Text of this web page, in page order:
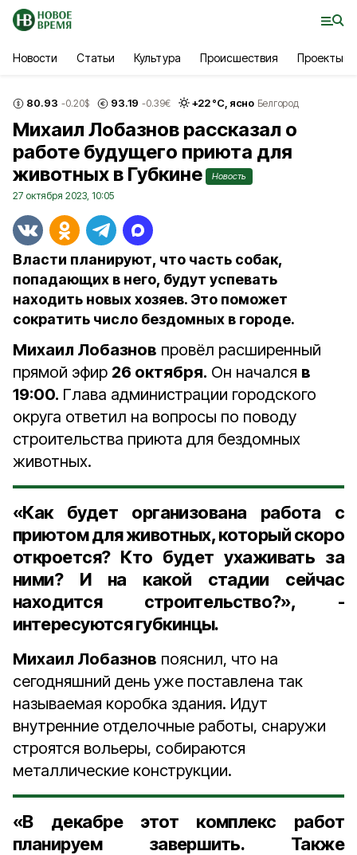
Новости Статьи Культура Происшествия Проекты
80.93 -0.20$ 93.19 -0.39€ +22°С, ясно Белгород
Михаил Лобазнов рассказал о
работе будущего приюта для
животных в Губкине
Новость
27 октября 2023, 10:05
Власти планируют, что часть собак,
попадающих в него, будут успевать
находить новых хозяев. Это поможет
сократить число бездомных в городе.
Михаил Лобазнов провёл расширенный
прямой эфир 26 октября. Он начался в
19:00. Глава администрации городского
округа ответил на вопросы по поводу
строительства приюта для бездомных
животных.
«Как будет организована работа с
приютом для животных, который скоро
откроется? Кто будет ухаживать за
ними? И на какой стадии сейчас
находится строительство?», -
интересуются губкинцы.
Михаил Лобазнов пояснил, что на
сегодняшний день уже поставлена так
называемая коробка здания. Идут
внутренние отделочные работы, снаружи
строятся вольеры, собираются
металлические конструкции.
«В декабре этот комплекс работ
планируем завершить. Также